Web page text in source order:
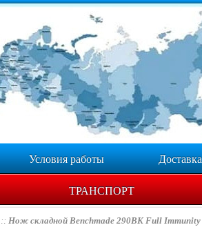
Условия работы Доставка
ТРАНСПОРТ
Нож складной Benchmade 290BK Full Immunity